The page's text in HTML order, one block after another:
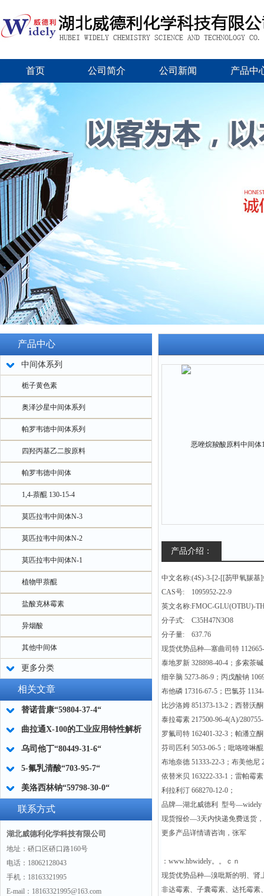
首页 公司简介 公司新闻 产品中
产品中心
中间体系列
栀子黄色素
奥泽沙星中间体系列
帕罗韦德中间体系列
四羟丙基乙二胺原料
帕罗韦德中间体
1,4-萘醌 130-15-4
莫匹拉韦中间体N-3
莫匹拉韦中间体N-2
莫匹拉韦中间体N-1
植物甲萘醌
盐酸克林霉素
异烟酸
其他中间体
更多分类
相关文章
替诺昔康“59804-37-4“
曲拉通X-100的工业应用特性解析
乌司他丁“80449-31-6“
5-氟乳清酸“703-95-7“
美洛西林钠“59798-30-0“
联系方式
湖北威德利化学科技有限公司
地址：硚口区硚口路160号
电话：18062128043
手机：18163321995
E-mail：18163321995@163.com
产品介绍：
中文名称:(4S)-3-[2-[[芴甲氧羰
CAS号: 1095952-22-9
英文名称:FMOC-GLU(OTBU)-
分子式: C35H47N3O8
分子量: 637.76
现货优势品种—塞曲司特
泰地罗新 328898-40-4；多索茶
细辛脑 5273-86-9；丙戊酸钠
布他磷 17316-67-5；巴氯芬
比沙洛姆 851373-13-2；西替沃
泰拉霉素 217500-96-4(A)/
罗氟司特 162401-32-3；帕潘立
芬司匹利 5053-06-5；吡咯喹啉
布地奈德 51333-22-3；布美他尼
依替米贝 163222-33-1；雷帕霉
利拉利汀 668270-12-0；
品牌—湖北威德利 型号—widely
现货报价—3天内快递免费送货
更多产品详情请咨询，张军
：www.hbwidely。。ｃｎ
现货优势品种—溴吡斯的明、肾
非达霉素、子囊霉素、达托霉素